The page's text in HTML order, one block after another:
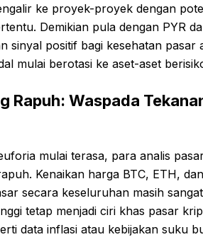
ke proyek-proyek dengan
Demikian pula dengan PYR
sinyal positif bagi kesehatan
mulai berotasi ke aset-aset
Rapuh: Waspada
mulai terasa, para analis
Kenaikan harga BTC, ETH,
secara keseluruhan masih
tetap menjadi ciri khas pasar
data inflasi atau kebijakan suku